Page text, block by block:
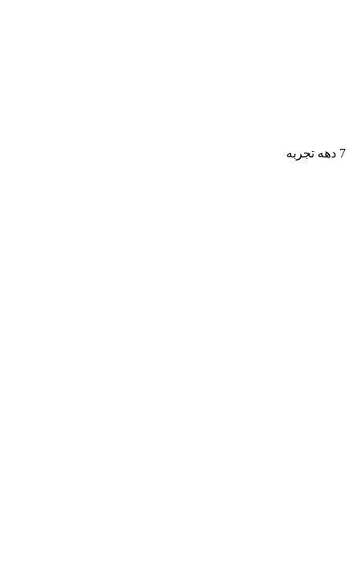
7 دهه تجربه